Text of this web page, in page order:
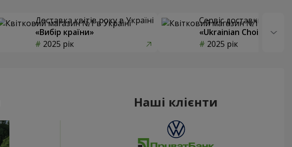
Доставка квітів року в Україні
«Вибір країни»
2025 рік
Сервіс доставки квітів
«Ukrainian Choice»
2025 рік
Наші клієнти